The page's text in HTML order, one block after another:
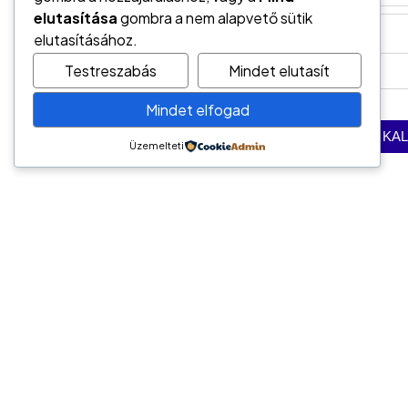
elutasításagombra a nem alapvető sütik
elutasításához.
Testreszabás
Mindet elutasít
Mindet elfogad
Üzemelteti